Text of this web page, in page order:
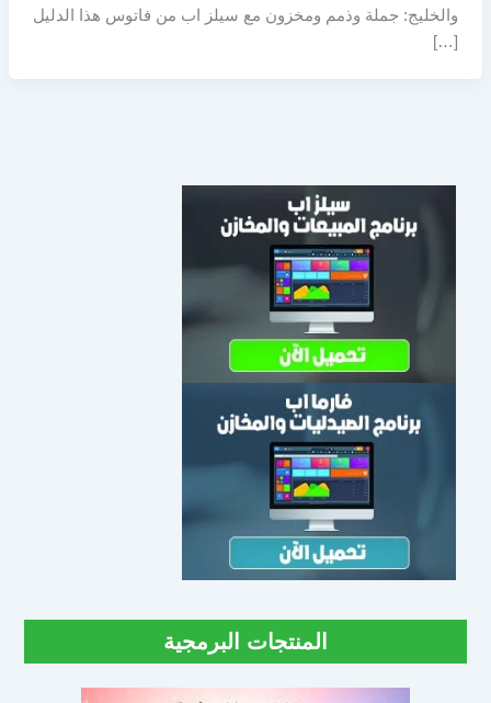
والخليج: جملة وذمم ومخزون مع سيلز اب من فاتوس هذا الدليل
[…]
المنتجات البرمجية